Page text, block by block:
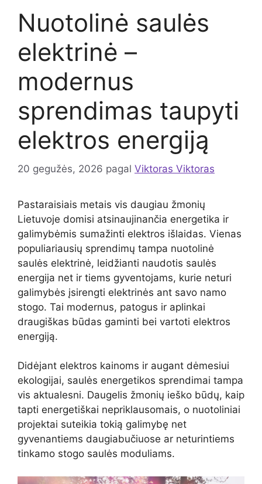
Nuotolinė saulės
elektrinė –
modernus
sprendimas taupyti
elektros energiją
20 gegužės, 2026 pagal Viktoras Viktoras
Pastaraisiais metais vis daugiau žmonių
Lietuvoje domisi atsinaujinančia energetika ir
galimybėmis sumažinti elektros išlaidas. Vienas
populiariausių sprendimų tampa nuotolinė
saulės elektrinė, leidžianti naudotis saulės
energija net ir tiems gyventojams, kurie neturi
galimybės įsirengti elektrinės ant savo namo
stogo. Tai modernus, patogus ir aplinkai
draugiškas būdas gaminti bei vartoti elektros
energiją.
Didėjant elektros kainoms ir augant dėmesiui
ekologijai, saulės energetikos sprendimai tampa
vis aktualesni. Daugelis žmonių ieško būdų, kaip
tapti energetiškai nepriklausomais, o nuotoliniai
projektai suteikia tokią galimybę net
gyvenantiems daugiabučiuose ar neturintiems
tinkamo stogo saulės moduliams.